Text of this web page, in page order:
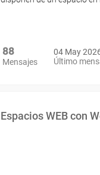
88
Mensajes
04 May
Último
Espacios WEB con